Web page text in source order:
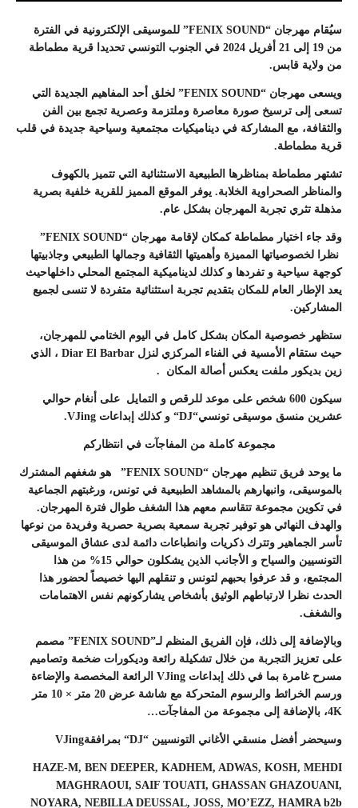
سيُقام مهرجان “FENIX SOUND” للموسيقى الإلكترونية في الفترة
من 19 إلى 21 أفريل 2024 في الجنوب التونسي تحديدا قرية مطماطة
من ولاية قابس.
ويسعى مهرجان “FENIX SOUND” لخلق أحد المفاهيم الجديدة التي
تسعى إلى ترسيخ صورة معاصرة وملتزمة وعصرية تجمع بين الفن
والثقافة، مع المشاركة في ديناميكيات مجتمعية وسياحية جديدة في قلب
قرية مطماطة.
تشتهر مطماطة بمناظرها الطبيعية الاستثنائية التي تتميز بالكهوف
والمناظر الصحراوية الخلابة. يوفر الموقع المميز للقرية خلفية بصرية
مذهلة تثري تجربة المهرجان بشكل عام.
وقد جاء اختيار مطماطة كمكان لإقامة مهرجان “FENIX SOUND”
نظرا لخصوصياتها المميزة وأهميتها الثقافية وجمالها الطبيعي وجاذبيتها
كوجهة سياحية و تفردها و كذلك لديناميكية المجتمع المحلي داخلهاحيث
يعد الإطار العام للمكان بتقديم تجربة استثنائية متفردة لا تنسى لجميع
المشاركين.
ستظهر خصوصية المكان بشكل كامل في اليوم الختامي للمهرجان،
حيث ستقام الأمسية في الفناء المركزي لنزل Diar El Barbar ، الذي
زين بديكور ملفت يعكس أصالة المكان .
سيكون 600 شخص على موعد للرقص و التمايل على أنغام حوالي
عشرين منسق موسيقى تونسي“
DJ
“ و كذلك إبداعات VJing.
مجموعة كاملة من المفاجآت في انتظاركم
ما يوحد فريق تنظيم مهرجان “FENIX SOUND” هو شغفهم المشترك
بالموسيقى، وانبهارهم بالمشاهد الطبيعية في تونس، ورغبتهم الجماعية
في تكوين مجموعة تتقاسم معهم هذا الشغف طوال فترة المهرجان.
والهدف النهائي هو توفير تجربة سمعية بصرية حصرية وفريدة من نوعها
تأسر الجماهير وتترك ذكريات وانطباعات دائمة لدى عشاق الموسيقى
التونسيين والسياح و الأجانب الذين يشكلون حوالي 15% من هذا
المجتمع، و قد عرفوا بحبهم لتونس و تنقلهم اليها خصيصاً لحضور هذا
الحدث نظرا لارتباطهم الوثيق بأشخاص يشاركونهم نفس الاهتمامات
والشغف.
وبالإضافة إلى ذلك، فإن الفريق المنظم لـ”FENIX SOUND” مصمم
على تعزيز التجربة من خلال تشكيلة رائعة وديكورات ضخمة وتصاميم
مسرح غامرة بما في ذلك إبداعات VJing الرائعة المخصصة والإضاءة
ورسم الخرائط والرسوم المتحركة مع شاشة عرض 20 متر × 10 متر
4K، بالإضافة إلى مجموعة من المفاجآت…
وسيحضر أفضل منسقي الأغاني التونسيين “
DJ
“ بمرافقةVJing
HAZE-M, BEN DEEPER, KADHEM, ADWAS, KOSH, MEHDI
MAGHRAOUI, SAIF TOUATI, GHASSAN GHAZOUANI,
NOYARA, NEBILLA DEUSSAL, JOSS, MO’EZZ, HAMRA b2b